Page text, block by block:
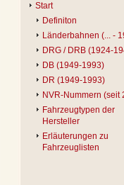
Start
Definiton
Länderbahnen (... -
DRG / DRB (1924-
DB (1949-1993)
DR (1949-1993)
NVR-Nummern (seit
Fahrzeugtypen der
Hersteller
Erläuterungen zu
Fahrzeuglisten